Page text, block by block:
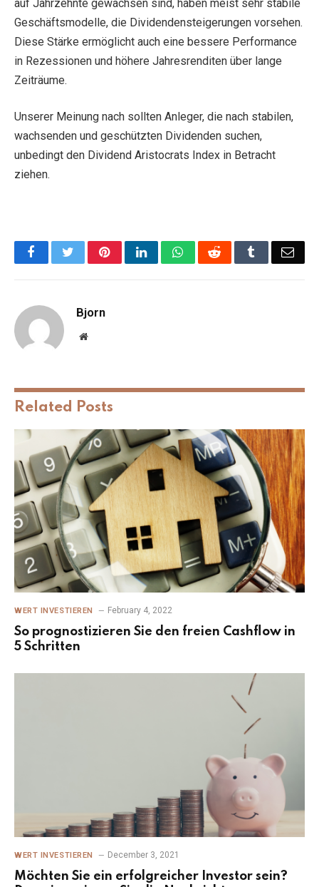
auf Jahrzehnte gewachsen sind, haben meist sehr stabile
Geschäftsmodelle, die Dividendensteigerungen vorsehen.
Diese Stärke ermöglicht auch eine bessere Performance
in Rezessionen und höhere Jahresrenditen über lange
Zeiträume.
Unserer Meinung nach sollten Anleger, die nach stabilen,
wachsenden und geschützten Dividenden suchen,
unbedingt den Dividend Aristocrats Index in Betracht
ziehen.
FacebookTwitterPinterestLinkedInWhatsAppReddit Tumblr
Bjorn
Website
Related Posts
WERT INVESTIEREN February 4, 2022
So prognostizieren Sie den freien Cashflow in
5 Schritten
WERT INVESTIEREN December 3, 2021
Möchten Sie ein erfolgreicher Investor sein?